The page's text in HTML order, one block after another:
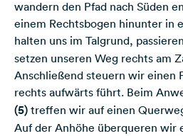
wandern den Pfad nach Süden
einem Rechtsbogen hinunter in
halten uns im Talgrund,
setzen unseren Weg rechts am
Anschließend steuern wir einen
rechts aufwärts führt. Beim
(5) treffen wir auf einen
Auf der Anhöhe überqueren wir